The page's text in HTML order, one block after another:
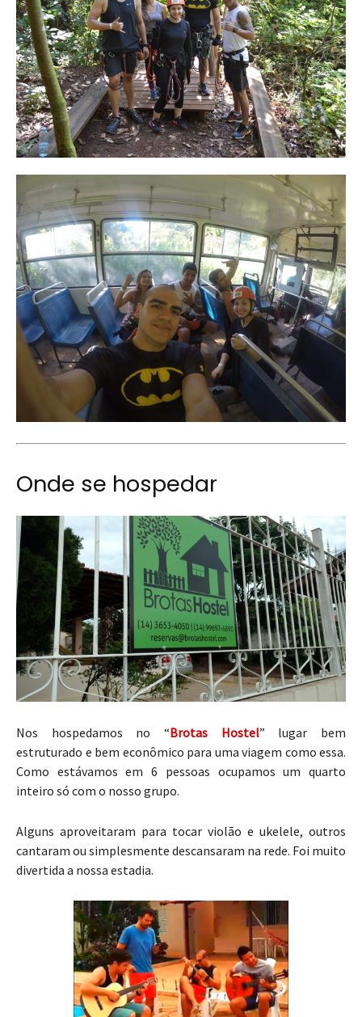
Onde se hospedar
Nos hospedamos no “Brotas Hostel” lugar bem
estruturado e bem econômico para uma viagem como essa.
Como estávamos em 6 pessoas ocupamos um quarto
inteiro só com o nosso grupo.
Alguns aproveitaram para tocar violão e ukelele, outros
cantaram ou simplesmente descansaram na rede. Foi muito
divertida a nossa estadia.